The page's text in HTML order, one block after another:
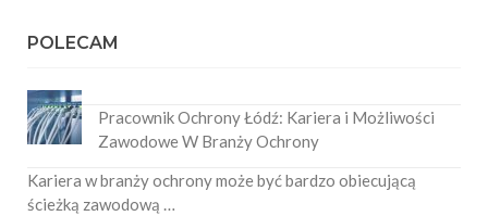
POLECAM
Pracownik Ochrony Łódź: Kariera i Możliwości
Zawodowe W Branży Ochrony
Kariera w branży ochrony może być bardzo obiecującą
ścieżką zawodową …